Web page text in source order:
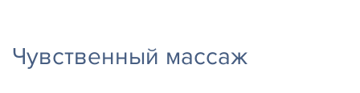
Чувственный массаж